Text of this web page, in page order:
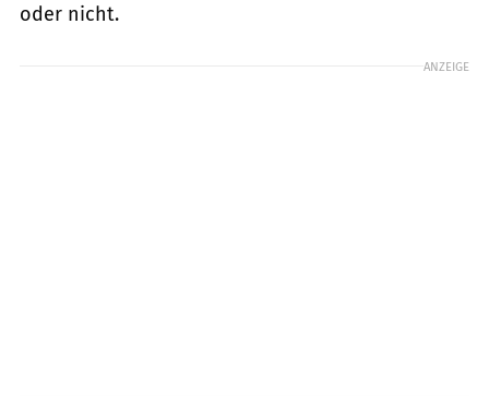
oder nicht.
ANZEIGE